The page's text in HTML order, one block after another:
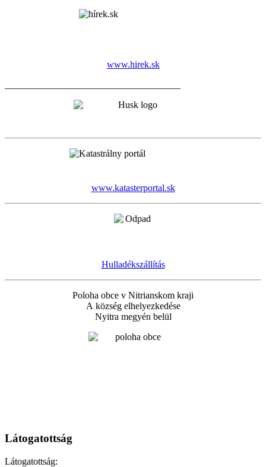
www.hirek.sk
www.katasterportal.sk
Hulladékszállítás
Poloha obce v Nitrianskom kraji
A község elhelyezkedése
Nyitra megyén belül
Látogatottság
Látogatottság: